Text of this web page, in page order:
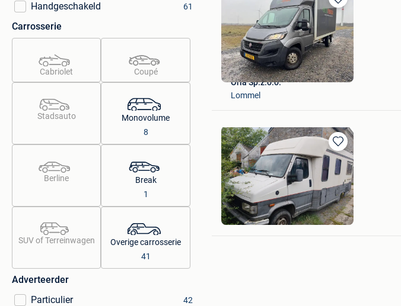
Handgeschakeld 61
Carrosserie
Cabriolet Coupé
Stadsauto
Monovolume
8
Berline
Break
1
SUV of Terreinwagen
Overige carrosserie
41
Adverteerder
Particulier
42
Bewaren
Mijn
Favorieten
Oria Sp.z.o.o.
Lommel
Bewaren
in
Mijn
Favorieten
Renaud Sips
Soheit-Tinlot